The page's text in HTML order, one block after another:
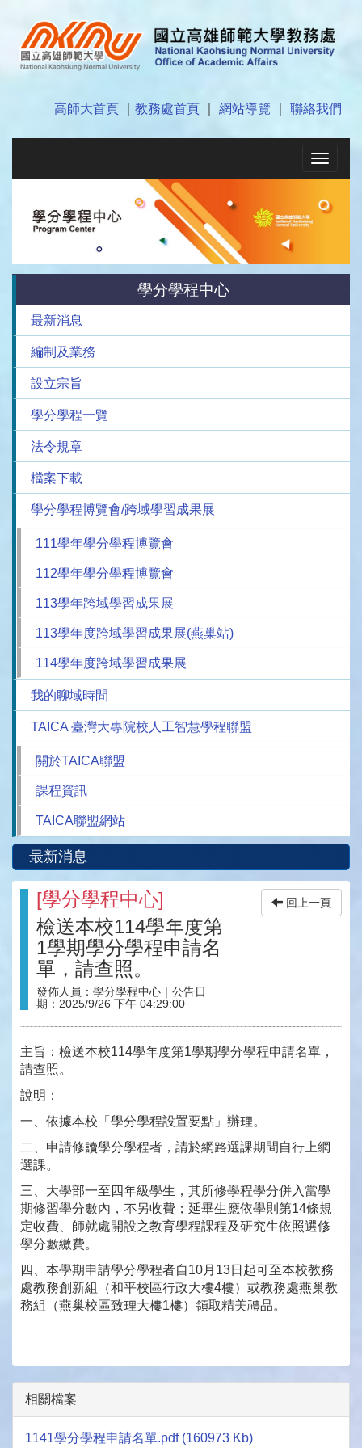
高師大首頁 教務處首頁 網站導覽 聯絡我們
Toggle
學分學程中心
最新消息
編制及業務
設立宗旨
學分學程一覽
法令規章
檔案下載
學分學程博覽會/跨域學習成果展
111學年學分學程博覽會
112學年學分學程博覽會
113學年跨域學習成果展
113學年度跨域學習成果展(燕巢站)
114學年度跨域學習成果展
我的聊域時間
TAICA 臺灣大專院校人工智慧學程聯盟
關於TAICA聯盟
課程資訊
TAICA聯盟網站
最新消息
[學分學程中心]
檢送本校114學年度第
1學期學分學程申請名
單，請查照。
發佈人員： 學分學程中心 ｜公告日
期： 2025/9/26 下午 04:29:00
回上一頁
主旨：檢送本校114學年度第1學期學分學程申請名單，
請查照。
說明：
一、依據本校「學分學程設置要點」辦理。
二、申請修讀學分學程者，請於網路選課期間自行上網
選課。
三、大學部一至四年級學生，其所修學程學分併入當學
期修習學分數內，不另收費；延畢生應依學則第14條規
定收費、師就處開設之教育學程課程及研究生依照選修
學分數繳費。
四、本學期申請學分學程者自10月13日起可至本校教務
處教務創新組（和平校區行政大樓4樓）或教務處燕巢教
務組（燕巢校區致理大樓1樓）領取精美禮品。
相關檔案
1141學分學程申請名單.pdf (160973 Kb)